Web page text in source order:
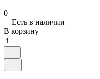
0
Есть в наличии
В корзину